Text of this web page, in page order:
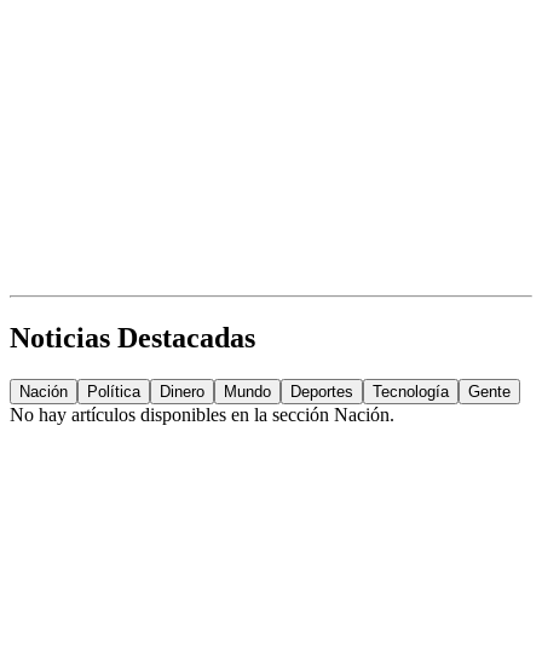
Noticias Destacadas
Nación Política Dinero Mundo Deportes Tecnología Gente
No hay artículos disponibles en la sección Nación.